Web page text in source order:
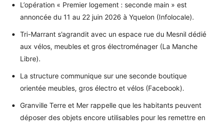
L’opération « Premier logement : seconde main » est
annoncée du 11 au 22 juin 2026 à Yquelon (Infolocale).
Tri-Marrant s’agrandit avec un espace rue du Mesnil dédié
aux vélos, meubles et gros électroménager (La Manche
Libre).
La structure communique sur une seconde boutique
orientée meubles, gros électro et vélos (Facebook).
Granville Terre et Mer rappelle que les habitants peuvent
déposer des objets encore utilisables pour les remettre en